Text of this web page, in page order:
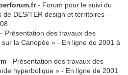
- Forum pour le suivi du
de DES/TER design et territoires –
Présentation des travaux des
la Canopée » - En ligne de 2001 à
- Présentation des travaux des
hyperbolique » - En ligne de 2001